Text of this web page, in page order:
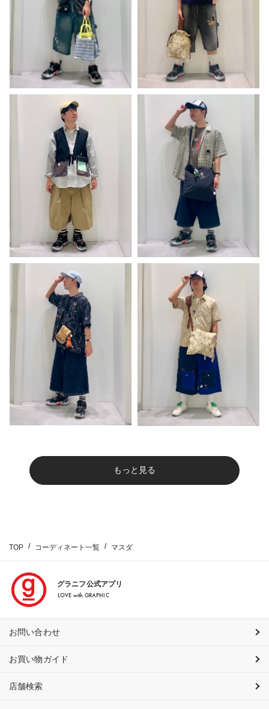
もっと見る
TOP コーディネート一覧 マスダ
グラニフ公式アプリ
LOVE with GRAPHIC
お問い合わせ
お買い物ガイド
店舗検索